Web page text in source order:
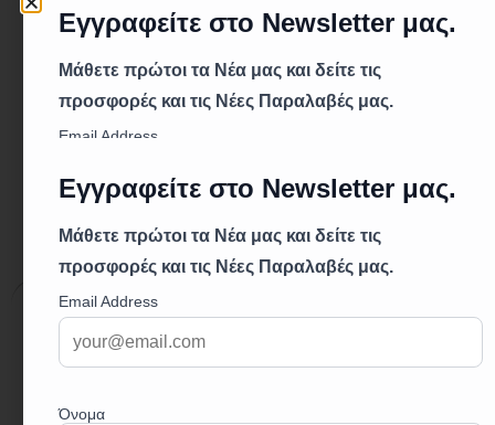
Περιγραφή Επιπλέον πληροφορίες
Περιγραφή